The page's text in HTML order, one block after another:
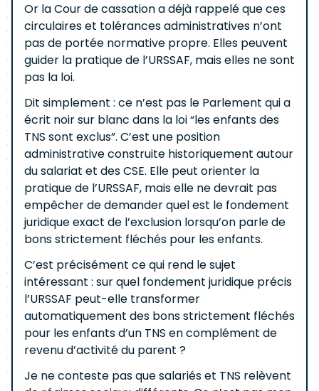
Or la Cour de cassation a déjà rappelé que ces
circulaires et tolérances administratives n’ont
pas de portée normative propre. Elles peuvent
guider la pratique de l’URSSAF, mais elles ne sont
pas la loi.
Dit simplement : ce n’est pas le Parlement qui a
écrit noir sur blanc dans la loi “les enfants des
TNS sont exclus”. C’est une position
administrative construite historiquement autour
du salariat et des CSE. Elle peut orienter la
pratique de l’URSSAF, mais elle ne devrait pas
empêcher de demander quel est le fondement
juridique exact de l’exclusion lorsqu’on parle de
bons strictement fléchés pour les enfants.
C’est précisément ce qui rend le sujet
intéressant : sur quel fondement juridique précis
l’URSSAF peut-elle transformer
automatiquement des bons strictement fléchés
pour les enfants d’un TNS en complément de
revenu d’activité du parent ?
Je ne conteste pas que salariés et TNS relèvent